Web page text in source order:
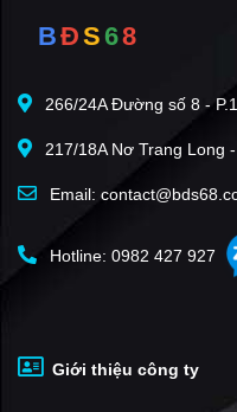
Tổng diện tích rộng trên
- Đất giao thông khu vực:
- Đất xây dựng công trình:
- Đất cây xanh, sân
BĐS68
266/24A Đường số 8 -
217/18A Nơ Trang Long
Email:
Hotline: 0982 427 927
Giới thiệu công ty